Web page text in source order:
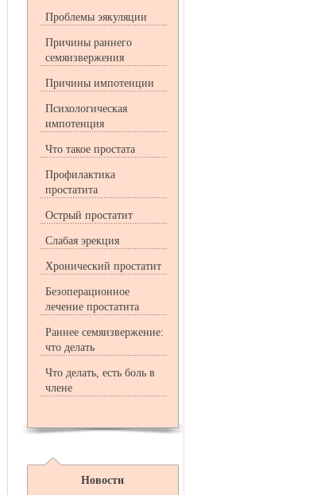
Проблемы эякуляции
Причины раннего
семяизвержения
Причины импотенции
Психологическая
импотенция
Что такое простата
Профилактика
простатита
Острый простатит
Слабая эрекция
Хронический простатит
Безоперационное
лечение простатита
Раннее семяизвержение:
что делать
Что делать, есть боль в
члене
Новости